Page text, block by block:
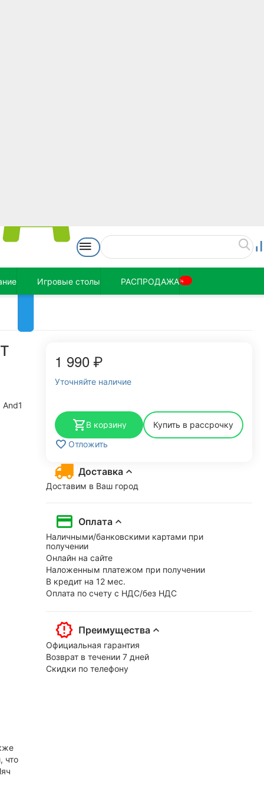
Игровые столы РАСПРОДАЖА%
And1
1 990₽
Уточняйте наличие
В корзину
Купить в рассрочку
Отложить
Доставка
Доставим в Ваш город
Оплата
Наличными/банковскими картами при
получении
Онлайн на сайте
Наложенным платежом при получении
В кредит на 12 мес.
Оплата по счету с НДС/без НДС
Преимущества
Официальная гарантия
Возврат в течении 7 дней
Скидки по телефону
что